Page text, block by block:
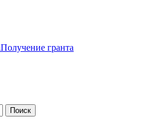
Получение гранта
Поиск